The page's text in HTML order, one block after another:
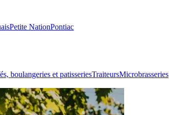
Petite NationPontiac
boulangeries et patisseriesTraiteursMicrobrasseries